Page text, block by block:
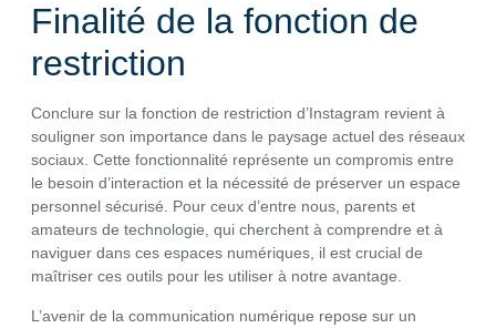
Finalité de la fonction de
restriction
Conclure sur la fonction de restriction d’Instagram revient à
souligner son importance dans le paysage actuel des réseaux
sociaux. Cette fonctionnalité représente un compromis entre
le besoin d’interaction et la nécessité de préserver un espace
personnel sécurisé. Pour ceux d’entre nous, parents et
amateurs de technologie, qui cherchent à comprendre et à
naviguer dans ces espaces numériques, il est crucial de
maîtriser ces outils pour les utiliser à notre avantage.
L’avenir de la communication numérique repose sur un